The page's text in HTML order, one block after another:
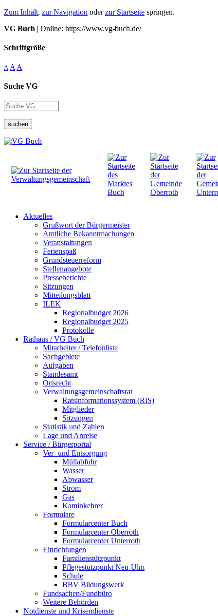
Zum Inhalt, zur Navigation oderzur Startseite springen.
VG Buch | Online: https://www.vg-buch.de/
Schriftgröße
A A A
Suche VG
suchen
Aktuelles
Grußwort der Bürgermeister
Amtliche Bekanntmachungen
Veranstaltungen
Ferienspaß
Grundsteuerreform
Stellenangebote
Presseberichte
Sitzungen
Mitteilungsblatt
ILEK
Regionalbudget 2026
Regionalbudget 2025
Protokolle
Rathaus / VG Buch
Mitarbeiter / Telefonliste
Sachgebiete
Aufgaben
Standesamt
Ortsrecht
Verwaltungsgemeinschaftsrat
Ratsinformationssystem (RIS)
Mitglieder
Sitzungen
Statistik und Zahlen
Lage und Anreise
Service / Bürgerportal
Ver- und Entsorgung
Müllabfuhr
Wasser
Abwasser
Strom
Gas
Kaminkehrer
Formulare
Formularcenter Buch
Formularcenter Oberroth
Formularcenter Unterroth
Einrichtungen
Familienstützpunkt
Pflegestützpunkt Neu-Ulm
Schule
BBV Bildungswerk
Fundsachen/Fundbüro
Weitere Behörden
Notdienste und Krisendienste